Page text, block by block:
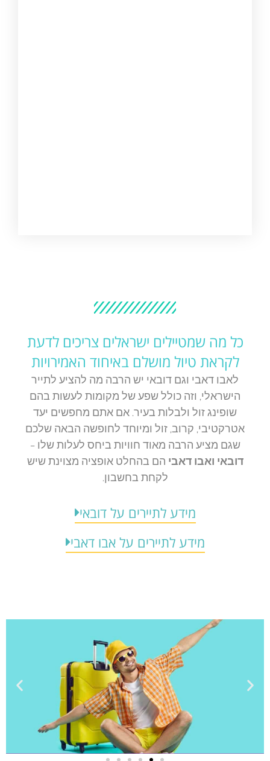
כל מה שמטיילים ישראלים צריכים לדעת
לקראת טיול מושלם באיחוד האמירויות
לאבו דאבי וגם דובאי יש הרבה מה להציע לתייר
הישראלי, וזה כולל שפע של מקומות לעשות בהם
שופינג זול ולבלות בעיר. אם אתם מחפשים יעד
אטרקטיבי, קרוב, זול ומיוחד לחופשה הבאה שלכם
שגם מציע הרבה מאוד חוויות ביחס לעלות שלו –
דובאי ואבו דאבי הם בהחלט אופציה מצוינת שיש
לקחת בחשבון.
מידע לתיירים על דובאי
מידע לתיירים על אבו דאבי